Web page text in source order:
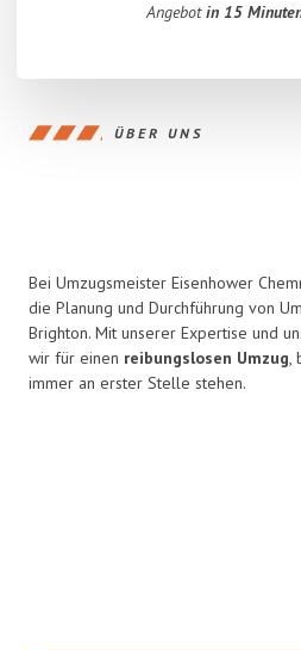
Angebotin 15
ÜBER UNS
Bei Umzugsmeister Eisenhower
die Planung und Durchführung von
Brighton. Mit unserer Expertise und
wir für einen reibungslosen Umzug,
immer an erster Stelle stehen.